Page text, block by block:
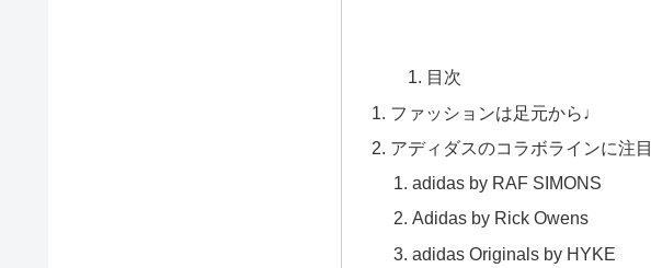
目次
ファッションは足元から♩
アディダスのコラボラインに注目
adidas by RAF SIMONS
Adidas by Rick Owens
adidas Originals by HYKE